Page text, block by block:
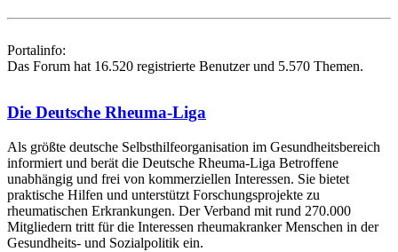
Portalinfo:
Das Forum hat 16.520 registrierte Benutzer und 5.570 Themen.
Die Deutsche Rheuma-Liga
Als größte deutsche Selbsthilfe­organisation im Gesundheitsbereich
informiert und berät die Deutsche Rheuma-Liga Betroffene
unabhängig und frei von kommerziellen Interessen. Sie bietet
praktische Hilfen und unterstützt Forschungsprojekte zu
rheumatischen Erkrankungen. Der Verband mit rund 270.000
Mitgliedern tritt für die Interessen rheumakranker Menschen in der
Gesundheits- und Sozialpolitik ein.